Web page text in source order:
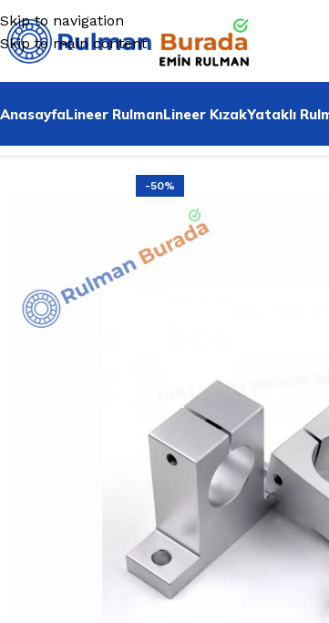
Skip to navigation
Skip to main content
AnasayfaLineer RulmanLineer KızakYataklı
-50%